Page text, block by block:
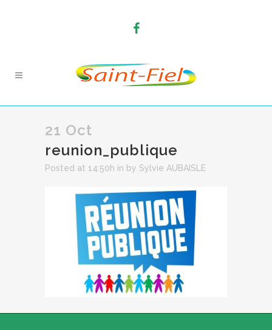
21 Oct
reunion_publique
Posted at 14:50h in by Sylvie AUBAISLE